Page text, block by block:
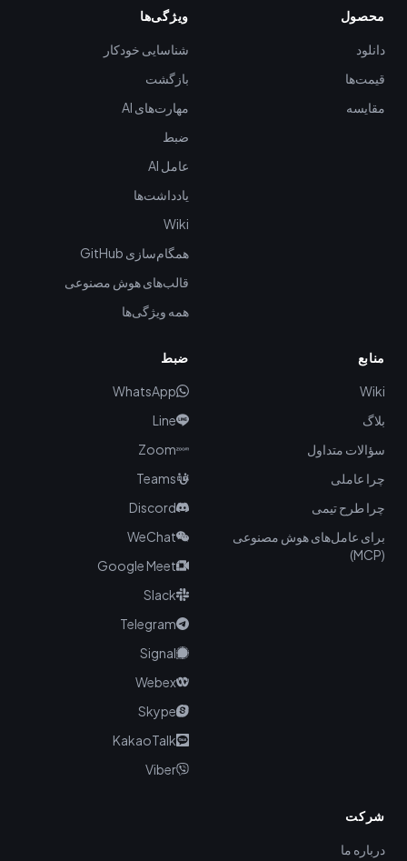
محصول
دانلود
قیمت‌ها
مقایسه
ویژگی‌ها
شناسایی خودکار
بازگشت
مهارت‌های AI
ضبط
عامل AI
یادداشت‌ها
Wiki
همگام‌سازی GitHub
قالب‌های هوش مصنوعی
همه ویژگی‌ها
منابع
Wiki
بلاگ
سؤالات متداول
چرا عاملی
چرا طرح تیمی
برای عامل‌های هوش مصنوعی
(MCP)
ضبط
WhatsApp
Line
Zoom
Teams
Discord
WeChat
Google Meet
Slack
Telegram
Signal
Webex
Skype
KakaoTalk
Viber
شرکت
درباره ما